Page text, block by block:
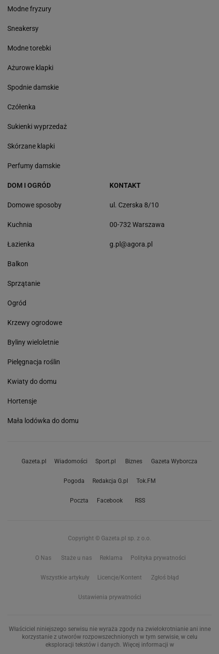
Modne fryzury
Sneakersy
Modne torebki
Ażurowe klapki
Spodnie damskie
Czółenka
Sukienki wyprzedaż
Skórzane klapki
Perfumy damskie
DOM I OGRÓD
Domowe sposoby
Kuchnia
Łazienka
Balkon
Sprzątanie
Ogród
Krzewy ogrodowe
Byliny wieloletnie
Pielęgnacja roślin
Kwiaty do domu
Hortensje
Mała lodówka do domu
KONTAKT
ul. Czerska 8/10
00-732 Warszawa
g.pl@agora.pl
Gazeta.pl Wiadomości Sport.pl Biznes Gazeta Wyborcza
Pogoda Redakcja G.pl Tok.FM
Poczta Facebook RSS
Copyright © Gazeta.pl sp. z o.o.
O Nas Staże u nas Reklama Polityka prywatności
Wszystkie artykuły Licencje/Kontent Zgłoś błąd
Ustawienia prywatności
Właściciel niniejszego serwisu nie wyraża zgody na zwielokrotnianie ani inne
korzystanie z utworów rozpowszechnionych w tym serwisie, w celu
eksploracji tekstów i danych. Więcej informacji w